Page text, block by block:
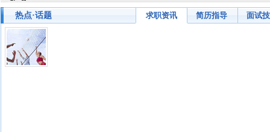
热点·话题 求职资讯 简历指导 面试